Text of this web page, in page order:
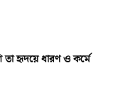
তা হৃদয়ে ধারণ ও কর্মে